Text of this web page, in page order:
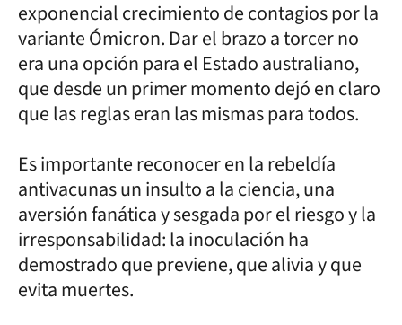
exponencial crecimiento de contagios por la
variante Ómicron. Dar el brazo a torcer no
era una opción para el Estado australiano,
que desde un primer momento dejó en claro
que las reglas eran las mismas para todos.
Es importante reconocer en la rebeldía
antivacunas un insulto a la ciencia, una
aversión fanática y sesgada por el riesgo y la
irresponsabilidad: la inoculación ha
demostrado que previene, que alivia y que
evita muertes.